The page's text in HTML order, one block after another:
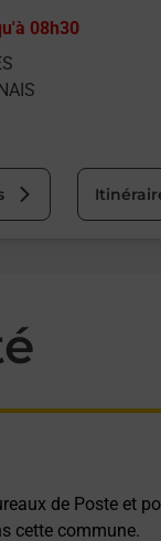
08h30
de Poste et
cette commune.